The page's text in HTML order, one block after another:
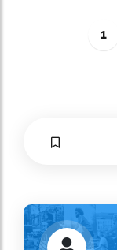
1